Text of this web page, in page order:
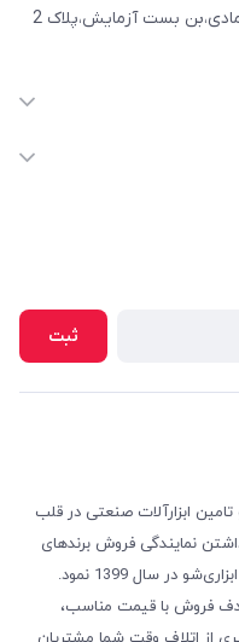
تهران،میدان حسن آباد،خیابان میردامادی،بن بست آزمایش،پلاک 2
ثبت
فروش و تامین ابزارآلات صنعتی در قلب
داشتن نمایندگی فروش برندهای
معتبر، اقدام به راه اندازی فروشگاه اینترنتی ابزاری‌شو در سال 1399 نمود.
هدف فروش با قیمت مناسب،